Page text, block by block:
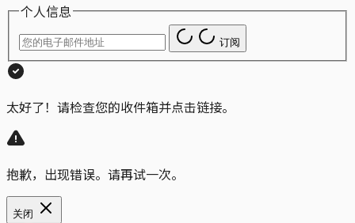
个人信息
订阅
太好了！请检查您的收件箱并点击链接。
抱歉，出现错误。请再试一次。
关闭